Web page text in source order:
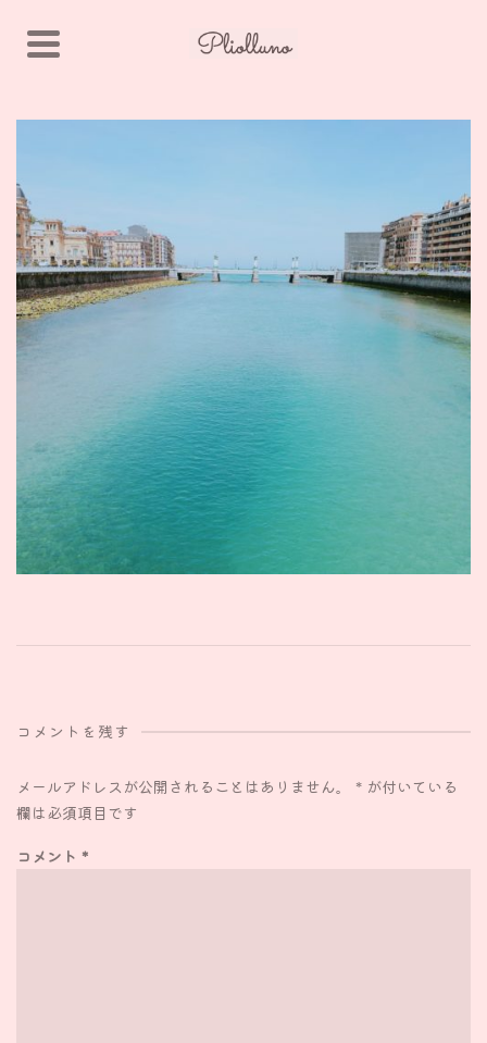
コメントを残す
メールアドレスが公開されることはありません。 * が付いている
欄は必須項目です
コメント *